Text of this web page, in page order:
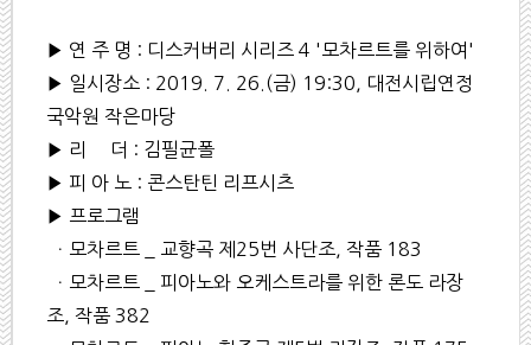
▶ 연 주 명 : 디스커버리 시리즈 4 '모차르트를 위하여'
▶ 일시장소 : 2019. 7. 26.(금) 19:30, 대전시립연정
국악원 작은마당
▶ 리 더 : 김필균폴
▶ 피 아 노 : 콘스탄틴 리프시츠
▶ 프로그램
ㆍ모차르트 _ 교향곡 제25번 사단조, 작품 183
ㆍ모차르트 _ 피아노와 오케스트라를 위한 론도 라장
조, 작품 382